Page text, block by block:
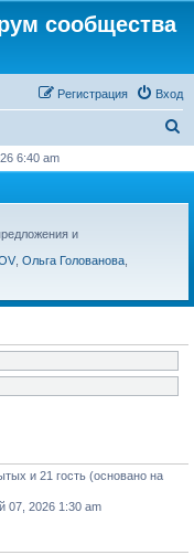
сообщества
Вход
Регистрация
с
6:40 am
и
, Ольга Голованова
и 21 гость (основано на
07, 2026 1:30 am